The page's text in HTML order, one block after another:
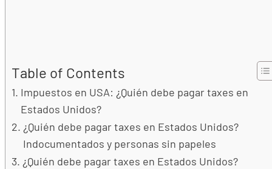
Table of Contents
Impuestos en USA: ¿Quién debe pagar taxes en
Estados Unidos?
¿Quién debe pagar taxes en Estados Unidos?
Indocumentados y personas sin papeles
¿Quién debe pagar taxes en Estados Unidos?